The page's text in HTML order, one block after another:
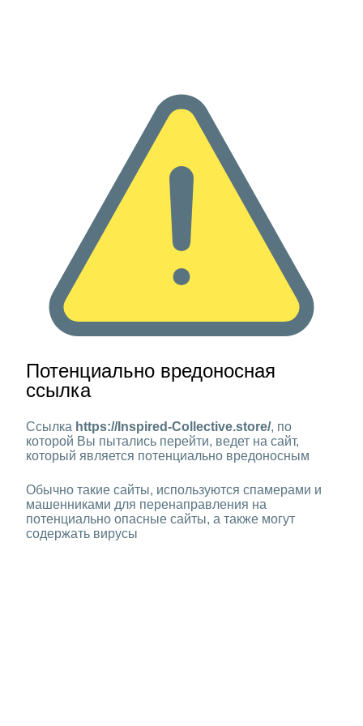
Потенциально вредоносная
ссылка
Ссылка https://Inspired-Collective.store/, по
которой Вы пытались перейти, ведет на сайт,
который является потенциально вредоносным
Обычно такие сайты, используются спамерами и
машенниками для перенаправления на
потенциально опасные сайты, а также могут
содержать вирусы